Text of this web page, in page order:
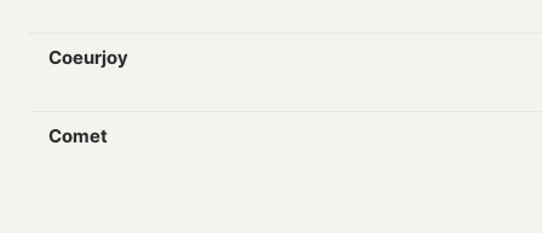
Coeurjoy
Comet